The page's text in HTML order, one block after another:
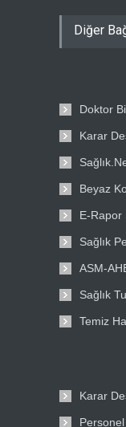
Diğer
Doktor
Karar
Beyaz
E-Rapor
Sağlık
ASM-
Sağlık
Temiz
Karar